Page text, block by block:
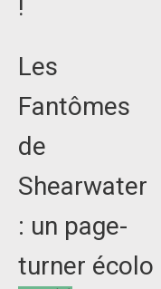
!
Les
Fantômes
de
Shearwater
: un page-
turner écolo